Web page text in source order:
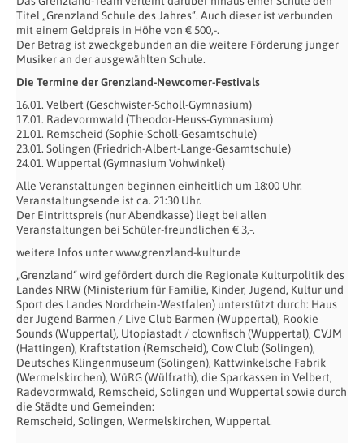
Titel „Grenzland Schule des Jahres“. Auch dieser ist verbunden
mit einem Geldpreis in Höhe von € 500,-.
Der Betrag ist zweckgebunden an die weitere Förderung junger
Musiker an der ausgewählten Schule.
Die Termine der Grenzland-Newcomer-Festivals
16.01. Velbert (Geschwister-Scholl-Gymnasium)
17.01. Radevormwald (Theodor-Heuss-Gymnasium)
21.01. Remscheid (Sophie-Scholl-Gesamtschule)
23.01. Solingen (Friedrich-Albert-Lange-Gesamtschule)
24.01. Wuppertal (Gymnasium Vohwinkel)
Alle Veranstaltungen beginnen einheitlich um 18:00 Uhr.
Veranstaltungsende ist ca. 21:30 Uhr.
Der Eintrittspreis (nur Abendkasse) liegt bei allen
Veranstaltungen bei Schüler-freundlichen € 3,-.
weitere Infos unter www.grenzland-kultur.de
„Grenzland“ wird gefördert durch die Regionale Kulturpolitik des
Landes NRW (Ministerium für Familie, Kinder, Jugend, Kultur und
Sport des Landes Nordrhein-Westfalen) unterstützt durch: Haus
der Jugend Barmen / Live Club Barmen (Wuppertal), Rookie
Sounds (Wuppertal), Utopiastadt / clownfisch (Wuppertal), CVJM
(Hattingen), Kraftstation (Remscheid), Cow Club (Solingen),
Deutsches Klingenmuseum (Solingen), Kattwinkelsche Fabrik
(Wermelskirchen), WüRG (Wülfrath), die Sparkassen in Velbert,
Radevormwald, Remscheid, Solingen und Wuppertal sowie durch
die Städte und Gemeinden:
Remscheid, Solingen, Wermelskirchen, Wuppertal.